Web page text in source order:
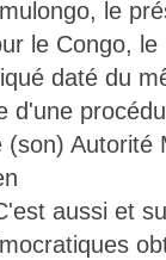
le
le Congo,
daté du
Autorité
aussi et